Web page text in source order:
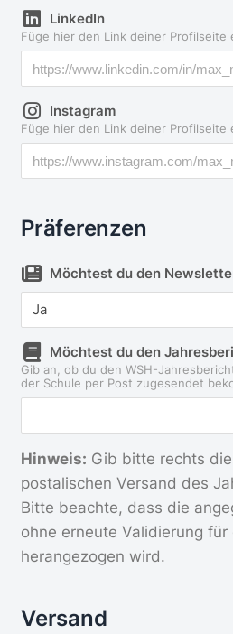
LinkedIn
Füge hier den Link deiner Profilseite
Instagram
Füge hier den Link deiner Profilseite
Präferenzen
Möchtest du den
Ja
Möchtest du den
Gib an, ob du den WSH-
der Schule per Post zugesendet
Hinweis: Gib bitte rechts
postalischen Versand des
Bitte beachte, dass die
ohne erneute Validierung für
herangezogen wird.
Versand